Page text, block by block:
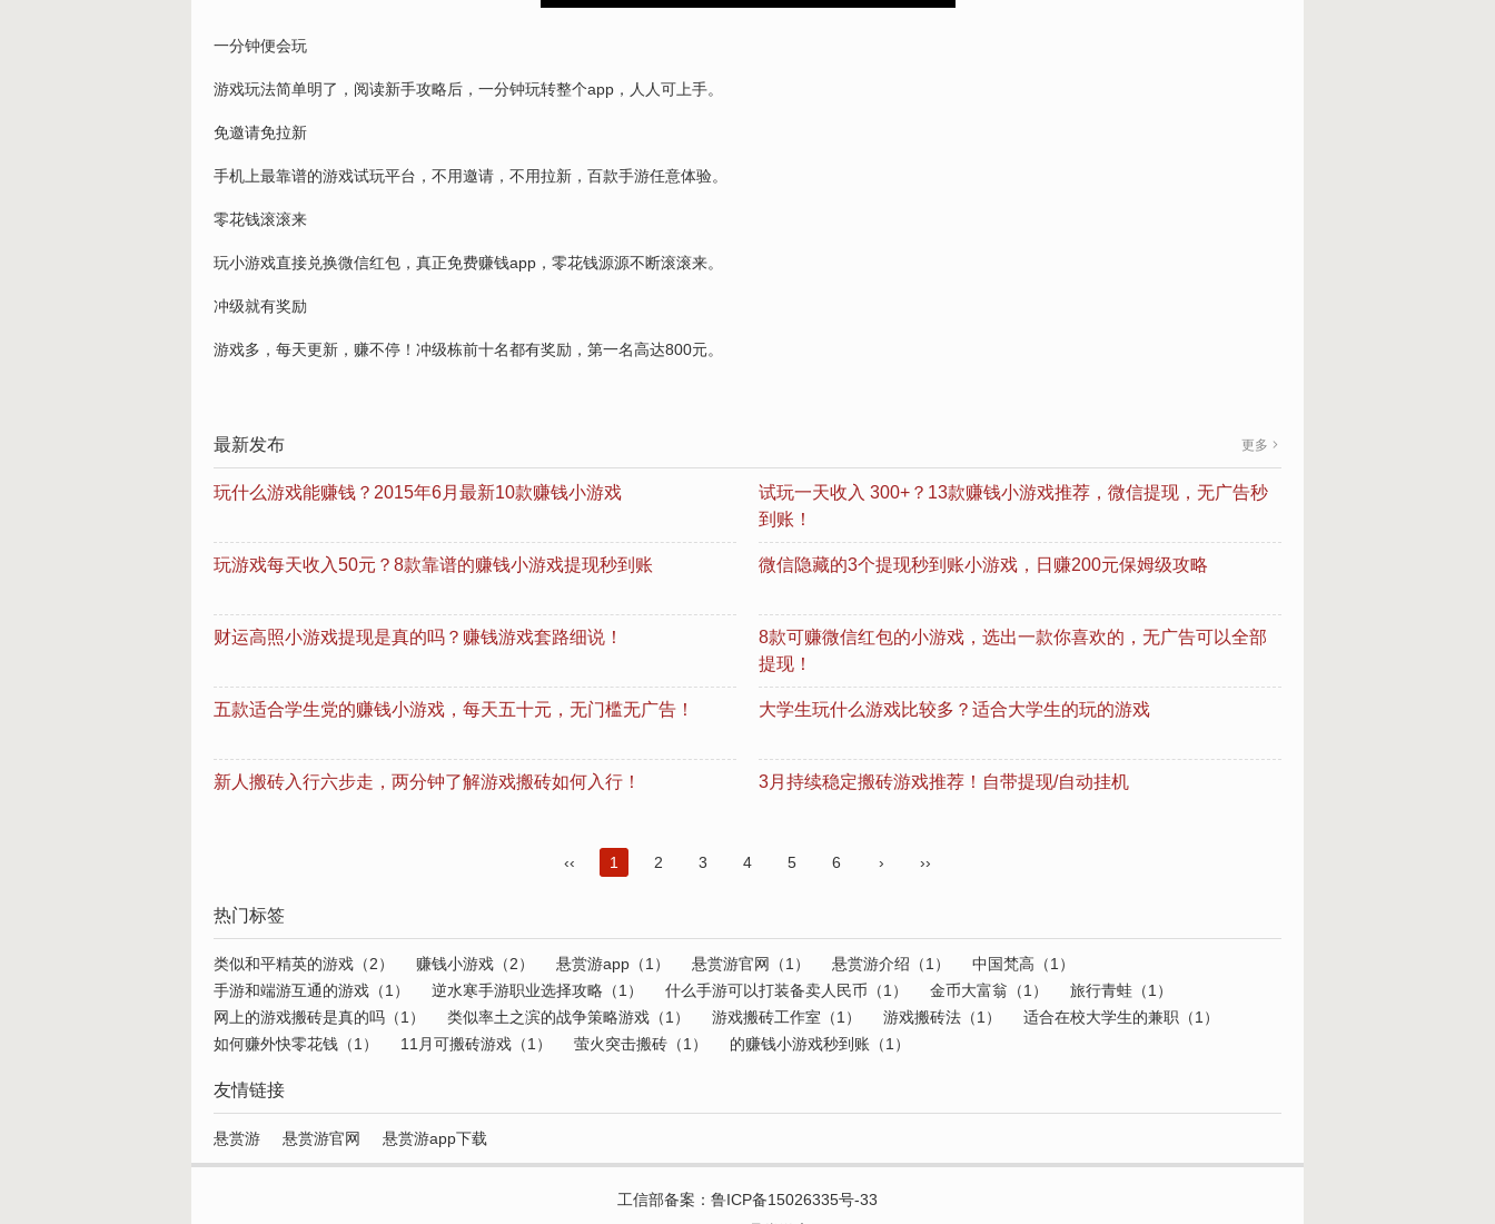
一分钟便会玩
游戏玩法简单明了，阅读新手攻略后，一分钟玩转整个app，人人可上手。
免邀请免拉新
手机上最靠谱的游戏试玩平台，不用邀请，不用拉新，百款手游任意体验。
零花钱滚滚来
玩小游戏直接兑换微信红包，真正免费赚钱app，零花钱源源不断滚滚来。
冲级就有奖励
游戏多，每天更新，赚不停！冲级栋前十名都有奖励，第一名高达800元。
最新发布 更多
玩什么游戏能赚钱？2015年6月最新10款赚钱小游戏
试玩一天收入 300+？13款赚钱小游戏推荐，微信提现，无广告秒
到账！
玩游戏每天收入50元？8款靠谱的赚钱小游戏提现秒到账 微信隐藏的3个提现秒到账小游戏，日赚200元保姆级攻略
财运高照小游戏提现是真的吗？赚钱游戏套路细说！
8款可赚微信红包的小游戏，选出一款你喜欢的，无广告可以全部
提现！
五款适合学生党的赚钱小游戏，每天五十元，无门槛无广告！ 大学生玩什么游戏比较多？适合大学生的玩的游戏
新人搬砖入行六步走，两分钟了解游戏搬砖如何入行！ 3月持续稳定搬砖游戏推荐！自带提现/自动挂机
‹‹ 1 2 3 4 5 6 › ››
热门标签
类似和平精英的游戏（2） 赚钱小游戏（2） 悬赏游app（1） 悬赏游官网（1） 悬赏游介绍（1）
中国梵高（1）
手游和端游互通的游戏（1）
逆水寒手游职业选择攻略（1） 什么手游可以打装备卖人民币（1） 金币大富翁（1）
旅行青蛙（1）
网上的游戏搬砖是真的吗（1）
类似率土之滨的战争策略游戏（1） 游戏搬砖工作室（1） 游戏搬砖法（1）
适合在校大学生的兼职（1）
如何赚外快零花钱（1）
11月可搬砖游戏（1） 萤火突击搬砖（1） 的赚钱小游戏秒到账（1）
友情链接
悬赏游 悬赏游官网 悬赏游app下载
工信部备案： 鲁ICP备15026335号-33